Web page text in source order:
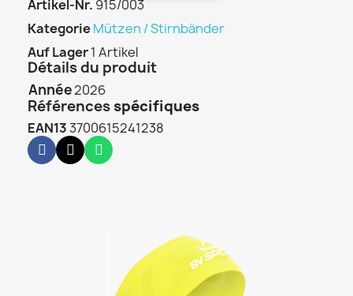
Artikel-Nr. 915/003
KategorieMützen / Stirnbänder
Auf Lager1 Artikel
Détails du produit
Année2026
Références spécifiques
EAN133700615241238